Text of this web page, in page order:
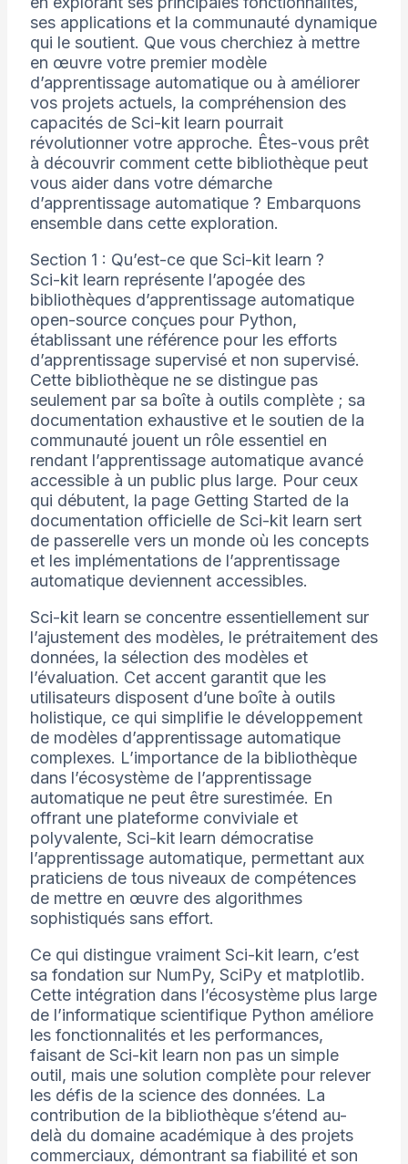
ses applications et la communauté dynamique
qui le soutient. Que vous cherchiez à mettre
en œuvre votre premier modèle
d’apprentissage automatique ou à améliorer
vos projets actuels, la compréhension des
capacités de Sci-kit learn pourrait
révolutionner votre approche. Êtes-vous prêt
à découvrir comment cette bibliothèque peut
vous aider dans votre démarche
d’apprentissage automatique ? Embarquons
ensemble dans cette exploration.
Section 1 : Qu’est-ce que Sci-kit learn ?
Sci-kit learn représente l’apogée des
bibliothèques d’apprentissage automatique
open-source conçues pour Python,
établissant une référence pour les efforts
d’apprentissage supervisé et non supervisé.
Cette bibliothèque ne se distingue pas
seulement par sa boîte à outils complète ; sa
documentation exhaustive et le soutien de la
communauté jouent un rôle essentiel en
rendant l’apprentissage automatique avancé
accessible à un public plus large. Pour ceux
qui débutent, la page Getting Started de la
documentation officielle de Sci-kit learn sert
de passerelle vers un monde où les concepts
et les implémentations de l’apprentissage
automatique deviennent accessibles.
Sci-kit learn se concentre essentiellement sur
l’ajustement des modèles, le prétraitement des
données, la sélection des modèles et
l’évaluation. Cet accent garantit que les
utilisateurs disposent d’une boîte à outils
holistique, ce qui simplifie le développement
de modèles d’apprentissage automatique
complexes. L’importance de la bibliothèque
dans l’écosystème de l’apprentissage
automatique ne peut être surestimée. En
offrant une plateforme conviviale et
polyvalente, Sci-kit learn démocratise
l’apprentissage automatique, permettant aux
praticiens de tous niveaux de compétences
de mettre en œuvre des algorithmes
sophistiqués sans effort.
Ce qui distingue vraiment Sci-kit learn, c’est
sa fondation sur NumPy, SciPy et matplotlib.
Cette intégration dans l’écosystème plus large
de l’informatique scientifique Python améliore
les fonctionnalités et les performances,
faisant de Sci-kit learn non pas un simple
outil, mais une solution complète pour relever
les défis de la science des données. La
contribution de la bibliothèque s’étend au-
delà du domaine académique à des projets
commerciaux, démontrant sa fiabilité et son